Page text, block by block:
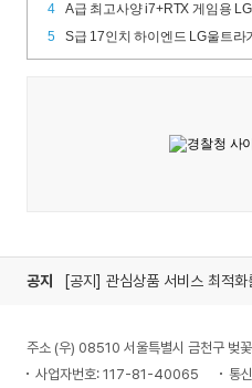
4
A급 최고사양 i7+RTX 게임용
5
S급 17인치 하이엔드 LG울트라
공지
주소 (우) 08510 서울특별시 금천구 벚
사업자번호: 117-81-40065
통